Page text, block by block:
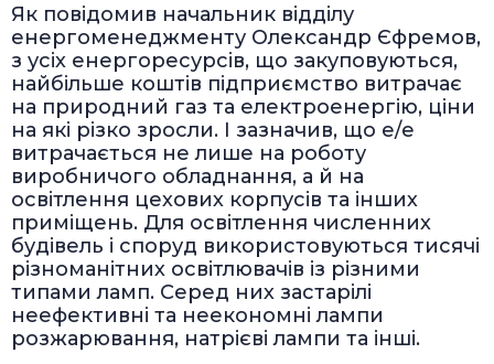
Як повідомив начальник відділу
енергоменеджменту Олександр Єфремов,
з усіх енергоресурсів, що закуповуються,
найбільше коштів підприємство витрачає
на природний газ та електроенергію, ціни
на які різко зросли. І зазначив, що е/е
витрачається не лише на роботу
виробничого обладнання, а й на
освітлення цехових корпусів та інших
приміщень. Для освітлення численних
будівель і споруд використовуються тисячі
різноманітних освітлювачів із різними
типами ламп. Серед них застарілі
неефективні та неекономні лампи
розжарювання, натрієві лампи та інші.